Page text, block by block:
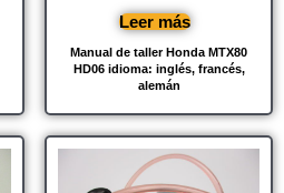
Manual de taller Honda MTX80
HD06 idioma: inglés, francés,
alemán
Leer más